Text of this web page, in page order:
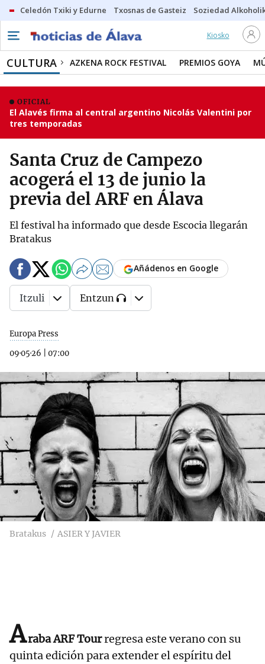
Celedón Txiki y Edurne Txosnas de Gasteiz Soziedad
Kiosko
CULTURA AZKENA ROCK FESTIVAL PREMIOS GOYA
OFICIAL
El Alavés firma al central argentino Nicolás Valentini por
tres temporadas
Santa Cruz de Campezo
acogerá el 13 de junio la
previa del ARF en Álava
El festival ha informado que desde Escocia llegarán
Bratakus
Europa Press
09·05·26
07:00
Añádenos en Google
Itzuli Entzun
Bratakus ASIER Y JAVIER
Araba ARF Tourregresa este verano con su
quinta edición para extender el espíritu del